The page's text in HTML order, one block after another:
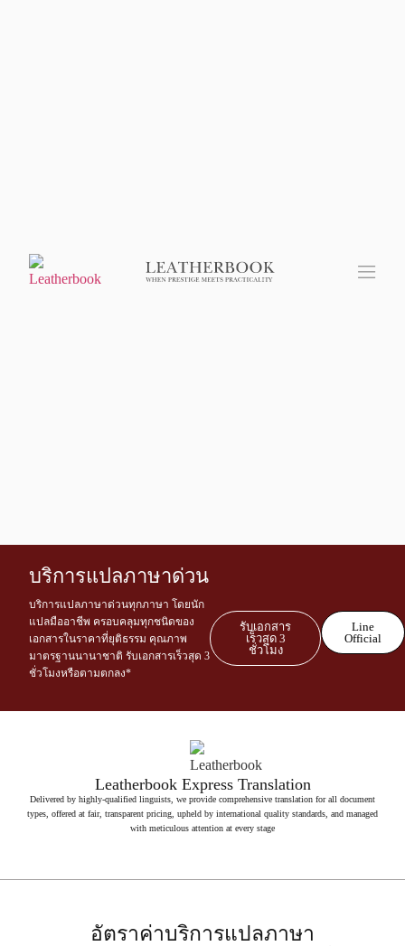
บริการแปลภาษาด่วน
บริการแปลภาษาด่วนทุกภาษา โดยนัก
แปลมืออาชีพ ครอบคลุมทุกชนิดของ
เอกสารในราคาที่ยุติธรรม คุณภาพ
มาตรฐานนานาชาติ รับเอกสารเร็วสุด 3
ชั่วโมงหรือตามตกลง*
รับเอกสาร
เร็วสุด 3
ชั่วโมง
Line
Official
Leatherbook Express Translation
Delivered by highly-qualified linguists, we provide comprehensive translation for all document
types, offered at fair, transparent pricing, upheld by international quality standards, and managed
with meticulous attention at every stage
อัตราค่าบริการแปลภาษา